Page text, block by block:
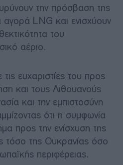
την πρόσβαση της
LNG και ενισχύουν
του
αέριο.
ευχαριστίες του προς
και τους Λιθουανούς
και την εμπιστοσύνη
ότι η συμφωνία
προς την ενίσχυση της
τόσο της Ουκρανίας όσο
περιφέρειας.